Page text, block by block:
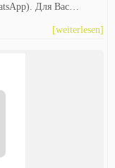
Для Вас…
[weiterlesen]